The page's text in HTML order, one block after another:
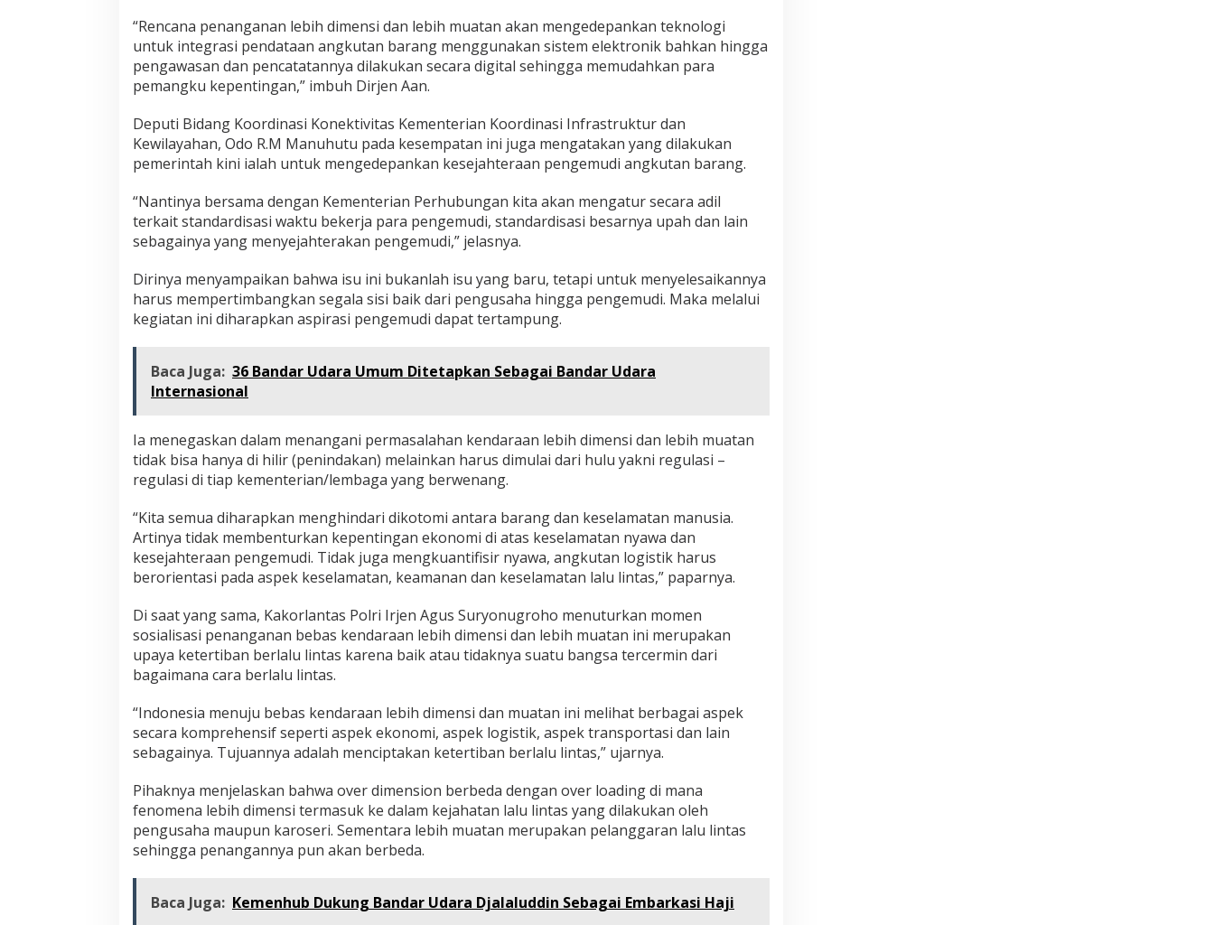
“Rencana penanganan lebih dimensi dan lebih muatan akan mengedepankan teknologi
untuk integrasi pendataan angkutan barang menggunakan sistem elektronik bahkan hingga
pengawasan dan pencatatannya dilakukan secara digital sehingga memudahkan para
pemangku kepentingan,” imbuh Dirjen Aan.
Deputi Bidang Koordinasi Konektivitas Kementerian Koordinasi Infrastruktur dan
Kewilayahan, Odo R.M Manuhutu pada kesempatan ini juga mengatakan yang dilakukan
pemerintah kini ialah untuk mengedepankan kesejahteraan pengemudi angkutan barang.
“Nantinya bersama dengan Kementerian Perhubungan kita akan mengatur secara adil
terkait standardisasi waktu bekerja para pengemudi, standardisasi besarnya upah dan lain
sebagainya yang menyejahterakan pengemudi,” jelasnya.
Dirinya menyampaikan bahwa isu ini bukanlah isu yang baru, tetapi untuk menyelesaikannya
harus mempertimbangkan segala sisi baik dari pengusaha hingga pengemudi. Maka melalui
kegiatan ini diharapkan aspirasi pengemudi dapat tertampung.
Baca Juga: 36 Bandar Udara Umum Ditetapkan Sebagai Bandar Udara
Internasional
Ia menegaskan dalam menangani permasalahan kendaraan lebih dimensi dan lebih muatan
tidak bisa hanya di hilir (penindakan) melainkan harus dimulai dari hulu yakni regulasi –
regulasi di tiap kementerian/lembaga yang berwenang.
“Kita semua diharapkan menghindari dikotomi antara barang dan keselamatan manusia.
Artinya tidak membenturkan kepentingan ekonomi di atas keselamatan nyawa dan
kesejahteraan pengemudi. Tidak juga mengkuantifisir nyawa, angkutan logistik harus
berorientasi pada aspek keselamatan, keamanan dan keselamatan lalu lintas,” paparnya.
Di saat yang sama, Kakorlantas Polri Irjen Agus Suryonugroho menuturkan momen
sosialisasi penanganan bebas kendaraan lebih dimensi dan lebih muatan ini merupakan
upaya ketertiban berlalu lintas karena baik atau tidaknya suatu bangsa tercermin dari
bagaimana cara berlalu lintas.
“Indonesia menuju bebas kendaraan lebih dimensi dan muatan ini melihat berbagai aspek
secara komprehensif seperti aspek ekonomi, aspek logistik, aspek transportasi dan lain
sebagainya. Tujuannya adalah menciptakan ketertiban berlalu lintas,” ujarnya.
Pihaknya menjelaskan bahwa over dimension berbeda dengan over loading di mana
fenomena lebih dimensi termasuk ke dalam kejahatan lalu lintas yang dilakukan oleh
pengusaha maupun karoseri. Sementara lebih muatan merupakan pelanggaran lalu lintas
sehingga penangannya pun akan berbeda.
Baca Juga: Kemenhub Dukung Bandar Udara Djalaluddin Sebagai Embarkasi Haji